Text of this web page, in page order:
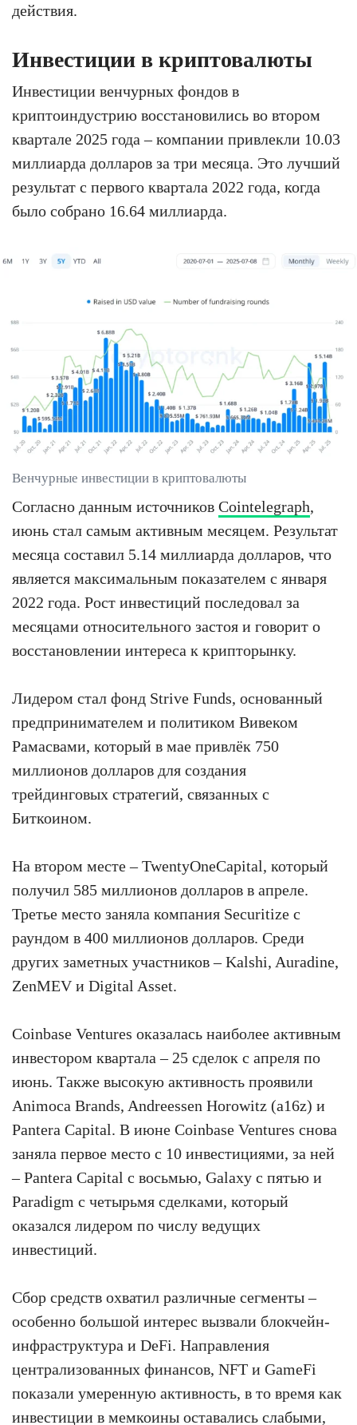
действия.
Инвестиции в криптовалюты
Инвестиции венчурных фондов в
криптоиндустрию восстановились во втором
квартале 2025 года – компании привлекли 10.03
миллиарда долларов за три месяца. Это лучший
результат с первого квартала 2022 года, когда
было собрано 16.64 миллиарда.
Венчурные инвестиции в криптовалюты
Согласно данным источников Cointelegraph,
июнь стал самым активным месяцем. Результат
месяца составил 5.14 миллиарда долларов, что
является максимальным показателем с января
2022 года. Рост инвестиций последовал за
месяцами относительного застоя и говорит о
восстановлении интереса к крипторынку.
Лидером стал фонд Strive Funds, основанный
предпринимателем и политиком Вивеком
Рамасвами, который в мае привлёк 750
миллионов долларов для создания
трейдинговых стратегий, связанных с
Биткоином.
На втором месте – TwentyOneCapital, который
получил 585 миллионов долларов в апреле.
Третье место заняла компания Securitize с
раундом в 400 миллионов долларов. Среди
других заметных участников – Kalshi, Auradine,
ZenMEV и Digital Asset.
Coinbase Ventures оказалась наиболее активным
инвестором квартала – 25 сделок с апреля по
июнь. Также высокую активность проявили
Animoca Brands, Andreessen Horowitz (a16z) и
Pantera Capital. В июне Coinbase Ventures снова
заняла первое место с 10 инвестициями, за ней
– Pantera Capital с восьмью, Galaxy с пятью и
Paradigm с четырьмя сделками, который
оказался лидером по числу ведущих
инвестиций.
Сбор средств охватил различные сегменты –
особенно большой интерес вызвали блокчейн-
инфраструктура и DeFi. Направления
централизованных финансов, NFT и GameFi
показали умеренную активность, в то время как
инвестиции в мемкоины оставались слабыми,